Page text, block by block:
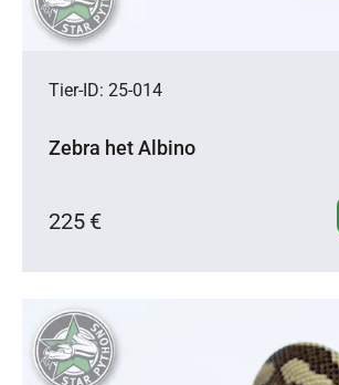
Tier-ID: 25-014
Zebra het Albino
225 €